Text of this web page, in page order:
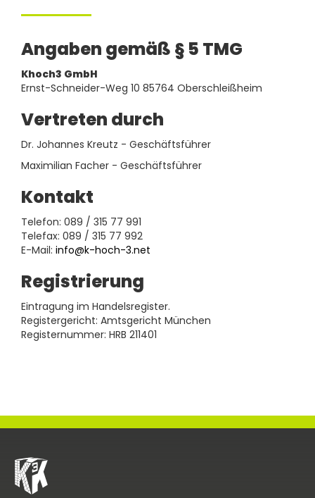
Angaben gemäß § 5 TMG
Khoch3 GmbH
Ernst-Schneider-Weg 10 85764 Oberschleißheim
Vertreten durch
Dr. Johannes Kreutz - Geschäftsführer
Maximilian Facher - Geschäftsführer
Kontakt
Telefon: 089 / 315 77 991
Telefax: 089 / 315 77 992
E-Mail: info@k-hoch-3.net
Registrierung
Eintragung im Handelsregister.
Registergericht: Amtsgericht München
Registernummer: HRB 211401